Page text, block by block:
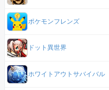
ポケモンフレンズ
ドット異世界
ホワイトアウトサバイバル